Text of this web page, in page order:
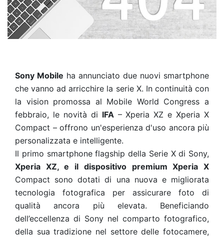
Sony Mobile ha annunciato due nuovi smartphone
che vanno ad arricchire la serie X. In continuità con
la vision promossa al Mobile World Congress a
febbraio, le novità di IFA– Xperia XZ e Xperia X
Compact – offrono un'esperienza d'uso ancora più
personalizzata e intelligente.
Il primo smartphone flagship della Serie X di Sony,
Xperia XZ, e il dispositivo premium Xperia X
Compact sono dotati di una nuova e migliorata
tecnologia fotografica per assicurare foto di
qualità ancora più elevata. Beneficiando
dell’eccellenza di Sony nel comparto fotografico,
della sua tradizione nel settore delle fotocamere,